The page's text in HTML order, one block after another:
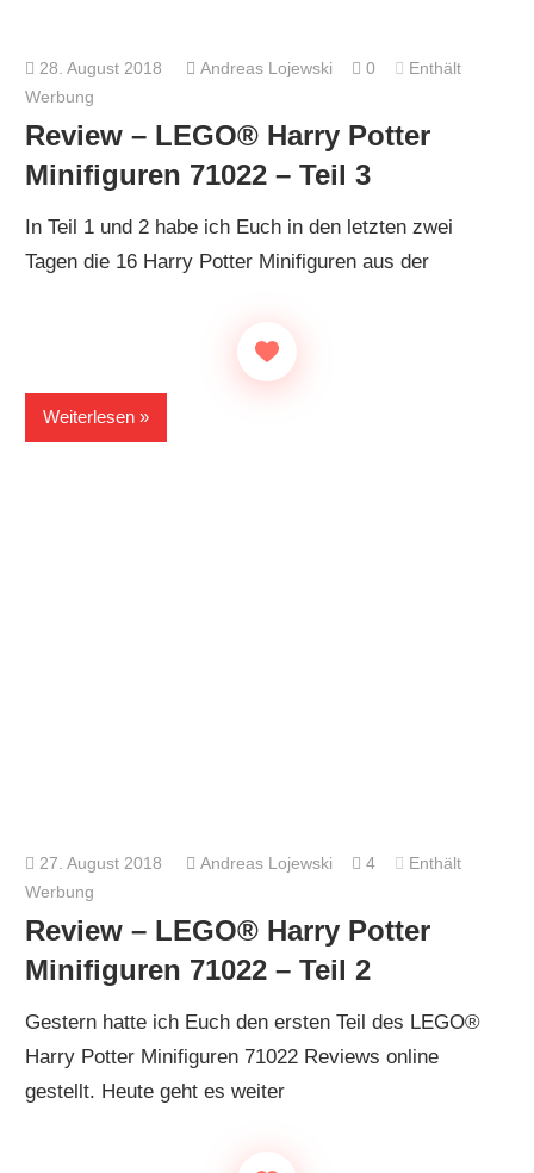
28. August 2018 Andreas Lojewski 0
Enthält
Werbung
Review – LEGO® Harry Potter
Minifiguren 71022 – Teil 3
In Teil 1 und 2 habe ich Euch in den letzten zwei
Tagen die 16 Harry Potter Minifiguren aus der
Weiterlesen
27. August 2018 Andreas Lojewski 4
Enthält
Werbung
Review – LEGO® Harry Potter
Minifiguren 71022 – Teil 2
Gestern hatte ich Euch den ersten Teil des LEGO®
Harry Potter Minifiguren 71022 Reviews online
gestellt. Heute geht es weiter